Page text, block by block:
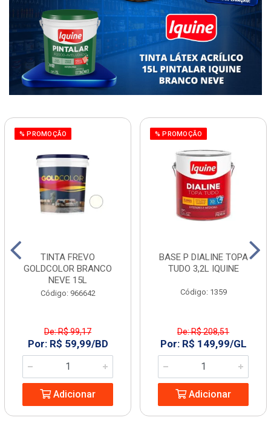
% PROMOÇÃO
TINTA FREVO
GOLDCOLOR BRANCO
NEVE 15L
Código: 966642
De: R$ 99,17
Por: R$ 59,99/BD
Adicionar
% PROMOÇÃO
BASE P DIALINE TOPA
TUDO 3,2L IQUINE
Código: 1359
De: R$ 208,51
Por: R$ 149,99/GL
Adicionar